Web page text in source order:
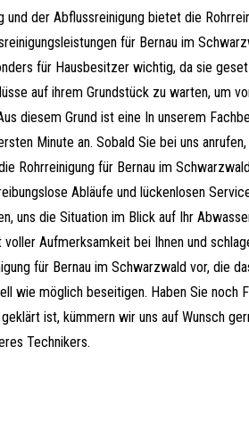
und der Abflussreinigung bietet die
für Bernau im
für Hausbesitzer wichtig, da sie
auf ihrem Grundstück zu warten, um
diesem Grund ist eine In unserem
Minute an. Sobald Sie bei uns
Rohrreinigung für Bernau im
Abläufe und lückenlosen
uns die Situation im Blick auf Ihr
Aufmerksamkeit bei Ihnen und
für Bernau im Schwarzwald vor, die
wie möglich beseitigen. Haben Sie noch
ist, kümmern wir uns auf Wunsch
Technikers.